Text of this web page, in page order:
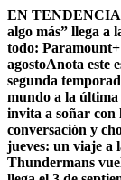
Skip
to
content
EN
algo más” llega a
todo:
agostoAnota este
segunda
mundo a la última
invita a soñar con
conversación y
jueves: un viaje a
Thundermans